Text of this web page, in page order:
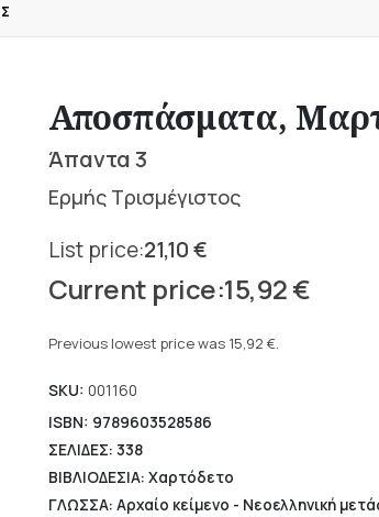
Αποσπάσματα,
Άπαντα 3
Ερμής Τρισμέγιστος
21,10€
Original
price
was:
21,10 €.
15,92€
price
15,92 €.
Previous lowest price was 15,92 €.
SKU: 001160
ISBN: 9789603528586
ΣΕΛΙΔΕΣ: 338
ΒΙΒΛΙΟΔΕΣΙΑ: Χαρτόδετο
ΓΛΩΣΣΑ: Αρχαίο κείμενο - Νεοελληνική